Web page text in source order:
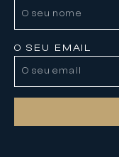
O SEU EMAIL